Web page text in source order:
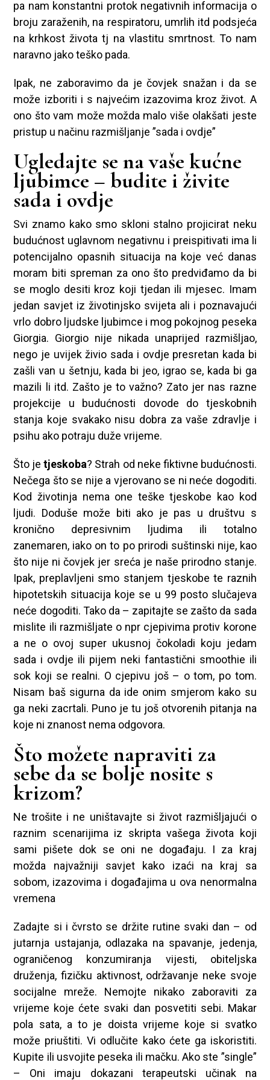
pa nam konstantni protok negativnih informacija o
broju zaraženih, na respiratoru, umrlih itd podsjeća
na krhkost života tj na vlastitu smrtnost. To nam
naravno jako teško pada.
Ipak, ne zaboravimo da je čovjek snažan i da se
može izboriti i s najvećim izazovima kroz život. A
ono što vam može možda malo više olakšati jeste
pristup u načinu razmišljanje ”sada i ovdje”
Ugledajte se na vaše kućne
ljubimce – budite i živite
sada i ovdje
Svi znamo kako smo skloni stalno projicirat neku
budućnost uglavnom negativnu i preispitivati ima li
potencijalno opasnih situacija na koje već danas
moram biti spreman za ono što predviđamo da bi
se moglo desiti kroz koji tjedan ili mjesec. Imam
jedan savjet iz životinjsko svijeta ali i poznavajući
vrlo dobro ljudske ljubimce i mog pokojnog peseka
Giorgia. Giorgio nije nikada unaprijed razmišljao,
nego je uvijek živio sada i ovdje presretan kada bi
zašli van u šetnju, kada bi jeo, igrao se, kada bi ga
mazili li itd. Zašto je to važno? Zato jer nas razne
projekcije u budućnosti dovode do tjeskobnih
stanja koje svakako nisu dobra za vaše zdravlje i
psihu ako potraju duže vrijeme.
Što jetjeskoba? Strah od neke fiktivne budućnosti.
Nečega što se nije a vjerovano se ni neće dogoditi.
Kod životinja nema one teške tjeskobe kao kod
ljudi. Doduše može biti ako je pas u društvu s
kronično depresivnim ljudima ili totalno
zanemaren, iako on to po prirodi suštinski nije, kao
što nije ni čovjek jer sreća je naše prirodno stanje.
Ipak, preplavljeni smo stanjem tjeskobe te raznih
hipotetskih situacija koje se u 99 posto slučajeva
neće dogoditi. Tako da – zapitajte se zašto da sada
mislite ili razmišljate o npr cjepivima protiv korone
a ne o ovoj super ukusnoj čokoladi koju jedam
sada i ovdje ili pijem neki fantastični smoothie ili
sok koji se realni. O cjepivu još – o tom, po tom.
Nisam baš sigurna da ide onim smjerom kako su
ga neki zacrtali. Puno je tu još otvorenih pitanja na
koje ni znanost nema odgovora.
Što možete napraviti za
sebe da se bolje nosite s
krizom?
Ne trošite i ne uništavajte si život razmišljajući o
raznim scenarijima iz skripta vašega života koji
sami pišete dok se oni ne događaju. I za kraj
možda najvažniji savjet kako izaći na kraj sa
sobom, izazovima i događajima u ova nenormalna
vremena
Zadajte si i čvrsto se držite rutine svaki dan – od
jutarnja ustajanja, odlazaka na spavanje, jedenja,
ograničenog konzumiranja vijesti, obiteljska
druženja, fizičku aktivnost, održavanje neke svoje
socijalne mreže. Nemojte nikako zaboraviti za
vrijeme koje ćete svaki dan posvetiti sebi. Makar
pola sata, a to je doista vrijeme koje si svatko
može priuštiti. Vi odlučite kako ćete ga iskoristiti.
Kupite ili usvojite peseka ili mačku. Ako ste ”single”
– Oni imaju dokazani terapeutski učinak na